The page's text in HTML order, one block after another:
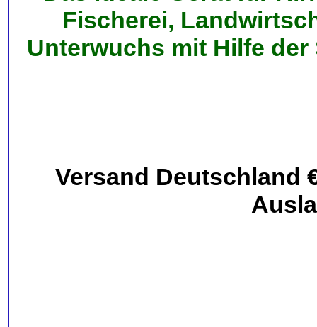
Fischerei,
Unterwuchs mit Hilfe
Versand Deutschland